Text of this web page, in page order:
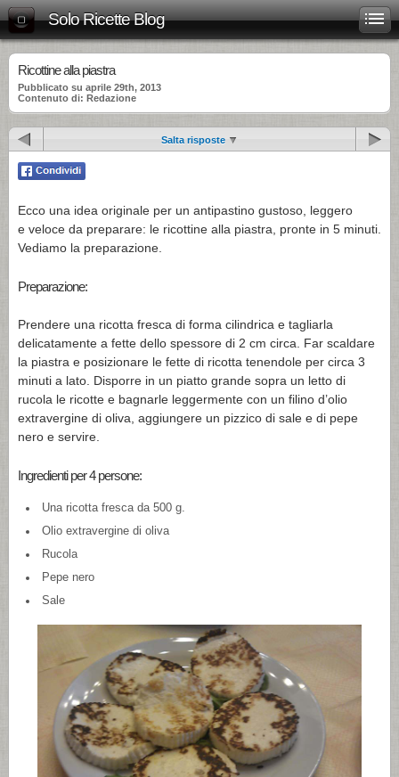
Solo Ricette Blog
Ricottine alla piastra
Pubblicato su aprile 29th, 2013
Contenuto di: Redazione
Salta risposte
Ecco una idea originale per un antipastino gustoso, leggero
e veloce da preparare: le ricottine alla piastra, pronte in 5 minuti.
Vediamo la preparazione.
Preparazione:
Prendere una ricotta fresca di forma cilindrica e tagliarla
delicatamente a fette dello spessore di 2 cm circa. Far scaldare
la piastra e posizionare le fette di ricotta tenendole per circa 3
minuti a lato. Disporre in un piatto grande sopra un letto di
rucola le ricotte e bagnarle leggermente con un filino d’olio
extravergine di oliva, aggiungere un pizzico di sale e di pepe
nero e servire.
Ingredienti per 4 persone:
Una ricotta fresca da 500 g.
Olio extravergine di oliva
Rucola
Pepe nero
Sale